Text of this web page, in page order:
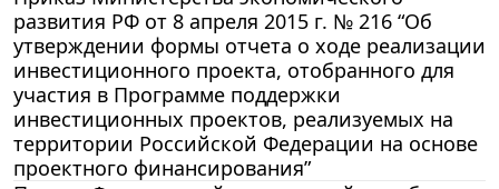
развития РФ от 8 апреля 2015 г. № 216 “Об
утверждении формы отчета о ходе реализации
инвестиционного проекта, отобранного для
участия в Программе поддержки
инвестиционных проектов, реализуемых на
территории Российской Федерации на основе
проектного финансирования”